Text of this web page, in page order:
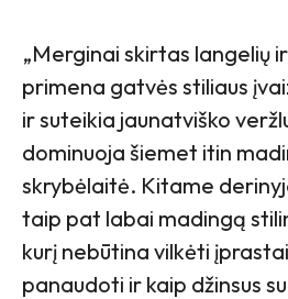
„Merginai skirtas langelių
primena gatvės stiliaus
ir suteikia jaunatviško
dominuoja šiemet itin
skrybėlaitė. Kitame
taip pat labai madingą
kurį nebūtina vilkėti
panaudoti ir kaip džinsus